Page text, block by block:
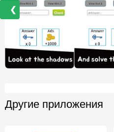
❮
Другие приложения